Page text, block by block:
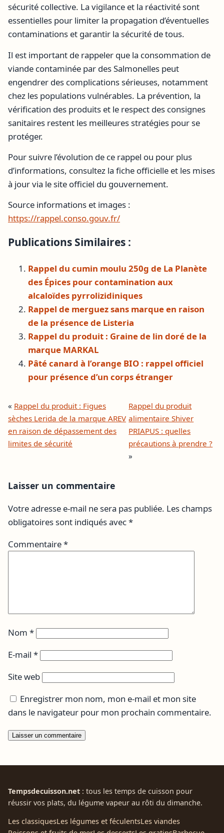
sécurité collective. La vigilance et la réactivité sont
essentielles pour limiter la propagation d’éventuelles
contaminations et garantir la sécurité de tous.
Il est important de rappeler que la consommation de
viande contaminée par des Salmonelles peut
engendrer des complications sérieuses, notamment
chez les populations vulnérables. La prévention, la
vérification des produits et le respect des consignes
sanitaires restent les meilleures stratégies pour se
protéger.
Pour suivre l’évolution de ce rappel ou pour plus
d’informations, consultez la fiche officielle et les mises
à jour via le site officiel du gouvernement.
Source informations et images :
https://rappel.conso.gouv.fr/
Publications Similaires :
Rappel du cumin moulu 250g de La Planète
des Épices pour contamination aux
alcaloïdes pyrrolizidiniques
Rappel de merguez sans marque en raison
de la présence de Listeria
Rappel du produit : Graine de lin doré de la
marque MARKAL
Pâté canard à l’orange BIO : rappel officiel
pour présence d’un corps étranger
« Rappel du produit : Figues
sèches Lerida de la marque AREV
en raison de dépassement des
limites de sécurité
Rappel du produit
alimentaire Shiver
PRIAPUS : quelles
précautions à prendre ?
»
Laisser un commentaire
Votre adresse e-mail ne sera pas publiée. Les champs
obligatoires sont indiqués avec*
Commentaire*
Nom *
E-mail *
Site web
Enregistrer mon nom, mon e-mail et mon site
dans le navigateur pour mon prochain commentaire.
Tempsdecuisson.net : tous les temps de cuisson pour
réussir vos plats, du légume vapeur au rôti du dimanche.
Les classiquesLes légumes et féculentsLes viandes